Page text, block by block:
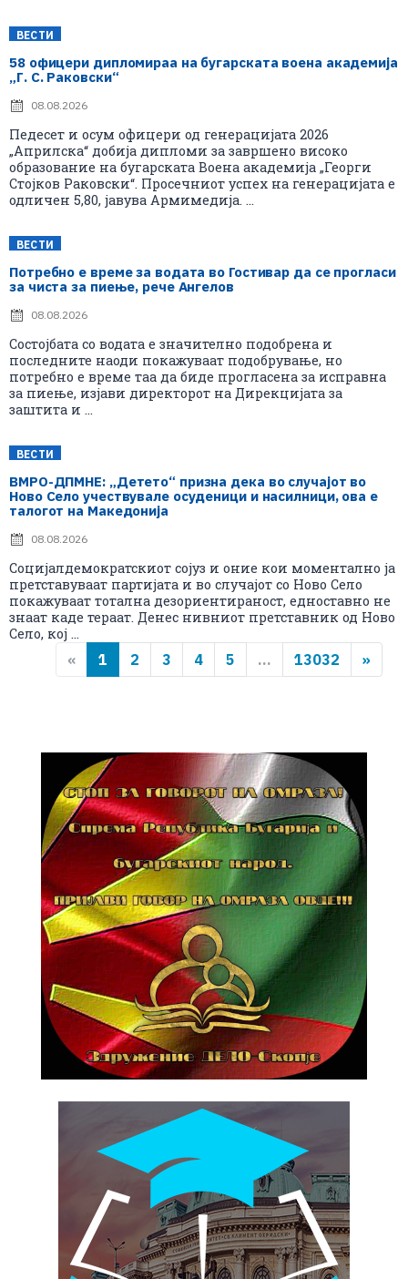
ВЕСТИ
58 офицери дипломираа на бугарската воена академија
„Г. С. Раковски“
08.08.2026
Педесет и осум офицери од генерацијата 2026
„Априлска“ добија дипломи за завршено високо
образование на бугарската Воена академија „Георги
Стојков Раковски“. Просечниот успех на генерацијата е
одличен 5,80, јавува Армимедија. ...
ВЕСТИ
Потребно е време за водата во Гостивар да се прогласи
за чиста за пиење, рече Ангелов
08.08.2026
Состојбата со водата е значително подобрена и
последните наоди покажуваат подобрување, но
потребно е време таа да биде прогласена за исправна
за пиење, изјави директорот на Дирекцијата за
заштита и ...
ВЕСТИ
ВМРО-ДПМНЕ: „Детето“ призна дека во случајот во
Ново Село учествувале осуденици и насилници, ова е
талогот на Македонија
08.08.2026
Социјалдемократскиот сојуз и оние кои моментално ја
претставуваат партијата и во случајот со Ново Село
покажуваат тотална дезориентираност, едноставно не
знаат каде тераат. Денес нивниот претставник од Ново
Село, кој ...
« 1 2 3 4 5 ... 13032 »